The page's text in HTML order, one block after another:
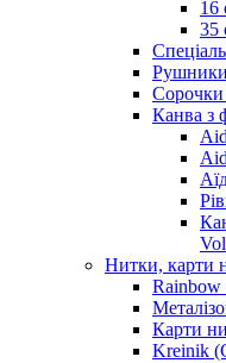
16
35
Сорочки
Канва з
Нитки, карти
Карти
Kreinik